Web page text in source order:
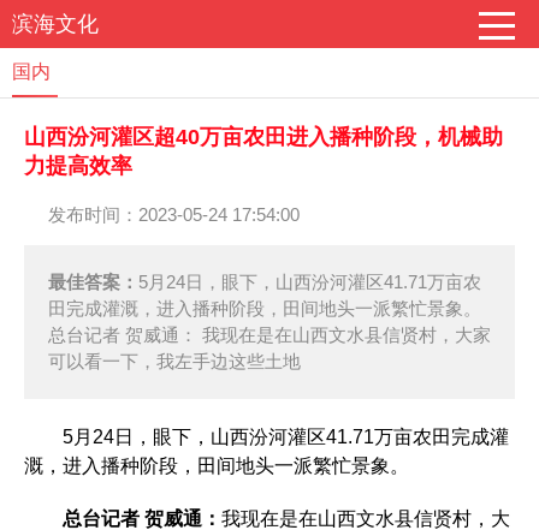
滨海文化
国内
山西汾河灌区超40万亩农田进入播种阶段，机械助
力提高效率
发布时间：2023-05-24 17:54:00
最佳答案： 5月24日，眼下，山西汾河灌区41.71万亩农
田完成灌溉，进入播种阶段，田间地头一派繁忙景象。
总台记者 贺威通： 我现在是在山西文水县信贤村，大家
可以看一下，我左手边这些土地
5月24日，眼下，山西汾河灌区41.71万亩农田完成灌
溉，进入播种阶段，田间地头一派繁忙景象。
总台记者 贺威通： 我现在是在山西文水县信贤村，大